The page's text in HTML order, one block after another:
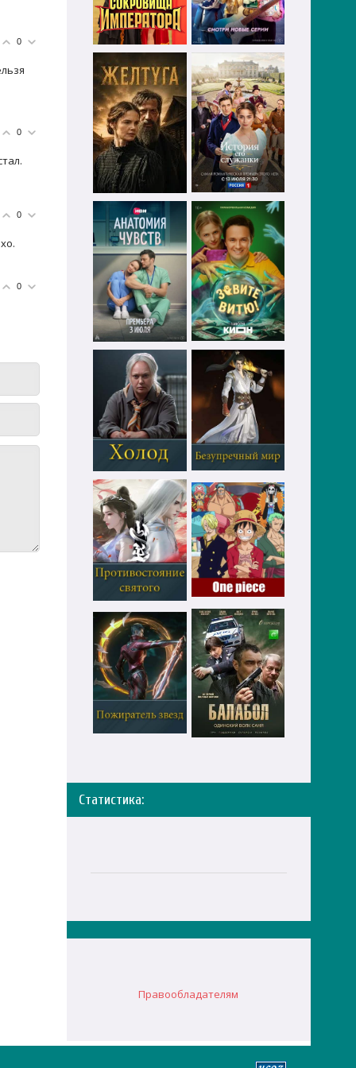
0
0
0
0
Статистика:
Правообладателям